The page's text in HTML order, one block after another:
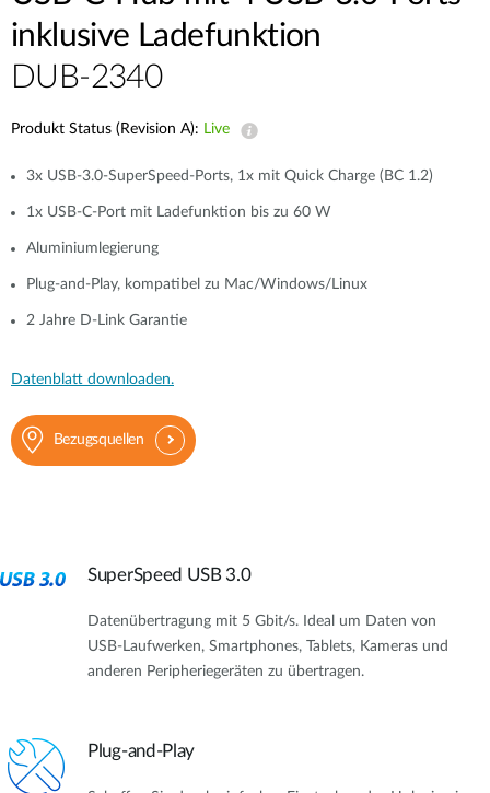
inklusive Ladefunktion
DUB-2340
Produkt Status (Revision A): Live
3x USB-3.0-SuperSpeed-Ports, 1x mit Quick Charge (BC 1.2)
1x USB-C-Port mit Ladefunktion bis zu 60 W
Aluminiumlegierung
Plug-and-Play, kompatibel zu Mac/Windows/Linux
2 Jahre D-Link Garantie
Datenblatt downloaden.
Bezugsquellen
SuperSpeed USB 3.0
Datenübertragung mit 5 Gbit/s. Ideal um Daten von
USB-Laufwerken, Smartphones, Tablets, Kameras und
anderen Peripheriegeräten zu übertragen.
Plug-and-Play